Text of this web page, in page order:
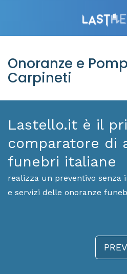
Onoranze e
Carpineti
Lastello.it è il
comparatore di
funebri italiane
realizza un preventivo senza
e servizi delle onoranze